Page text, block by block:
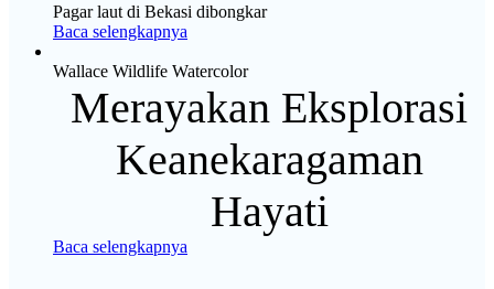
Pagar laut di Bekasi dibongkar
Baca selengkapnya
Wallace Wildlife Watercolor
Merayakan Eksplorasi
Keanekaragaman
Hayati
Baca selengkapnya